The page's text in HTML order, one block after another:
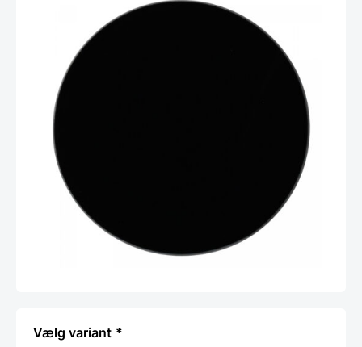
variant